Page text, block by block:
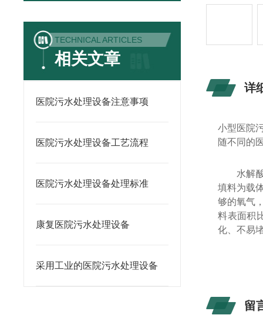
TECHNICAL ARTICLES
相关文章
医院污水处理设备注意事项
医院污水处理设备工艺流程
医院污水处理设备处理标准
康复医院污水处理设备
采用工业的医院污水处理设备
详
小型医院
随不同的
水解
填料为载
够的氧气
料表面积
化、不易
留